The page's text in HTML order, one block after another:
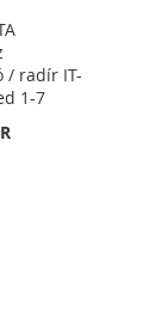
/ radír IT-
1-7